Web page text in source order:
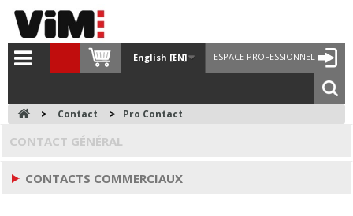
ESPACE PROFESSIONNEL
English [EN]
> Contact > Pro Contact
CONTACT GÉNÉRAL
CONTACTS COMMERCIAUX